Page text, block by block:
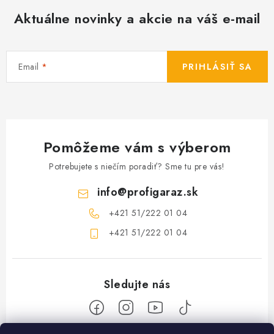
Aktuálne novinky a akcie na váš e-mail
Email PRIHLÁSIŤ SA
Pomôžeme vám s výberom
Potrebujete s niečím poradiť? Sme tu pre vás!
info@profigaraz.sk
+421 51/222 01 04
+421 51/222 01 04